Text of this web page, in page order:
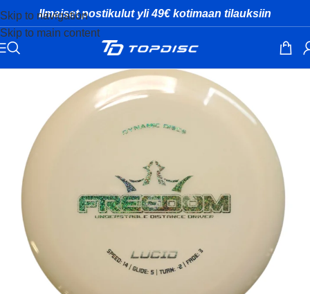
Skip to navigation
Skip to main content
Ilmaiset postikulut yli 49€ kotimaan tilauksiin